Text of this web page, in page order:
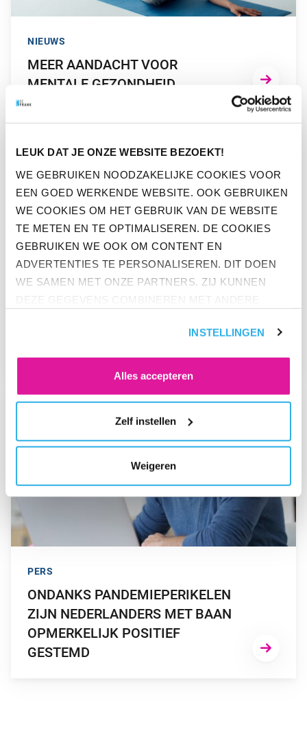
LEUK DAT JE ONZE WEBSITE BEZOEKT!
WE GEBRUIKEN NOODZAKELIJKE COOKIES VOOR
EEN GOED WERKENDE WEBSITE. OOK GEBRUIKEN
WE COOKIES OM HET GEBRUIK VAN DE WEBSITE
TE METEN EN TE OPTIMALISEREN. DE COOKIES
GEBRUIKEN WE OOK OM CONTENT EN
ADVERTENTIES TE PERSONALISEREN. DIT DOEN
WE SAMEN MET ONZE PARTNERS. ZIJ KUNNEN
ACCEPTEREN' ALS JE INSTEMT MET ALLE
NOODZAKELIJKE COOKIES WILT. ONDER 'ZELF
ALTIJD JE TOESTEMMING VOOR DE COOKIES
INSTELLINGEN
Alles accepteren
Zelf instellen
Weigeren
MEER AANDACHT VOOR
MENTALE GEZONDHEID
NIEUWS
GA NAAR “WERKENDE NEDERLANDER WIL IN 2023 VOORAL
WERKENDE NEDERLANDER WIL IN
PERS
GA NAAR “ONDANKS PANDEMIEPERIKELEN ZIJN
ONDANKS PANDEMIEPERIKELEN
ZIJN NEDERLANDERS MET BAAN
OPMERKELIJK POSITIEF
GESTEMD
PERS